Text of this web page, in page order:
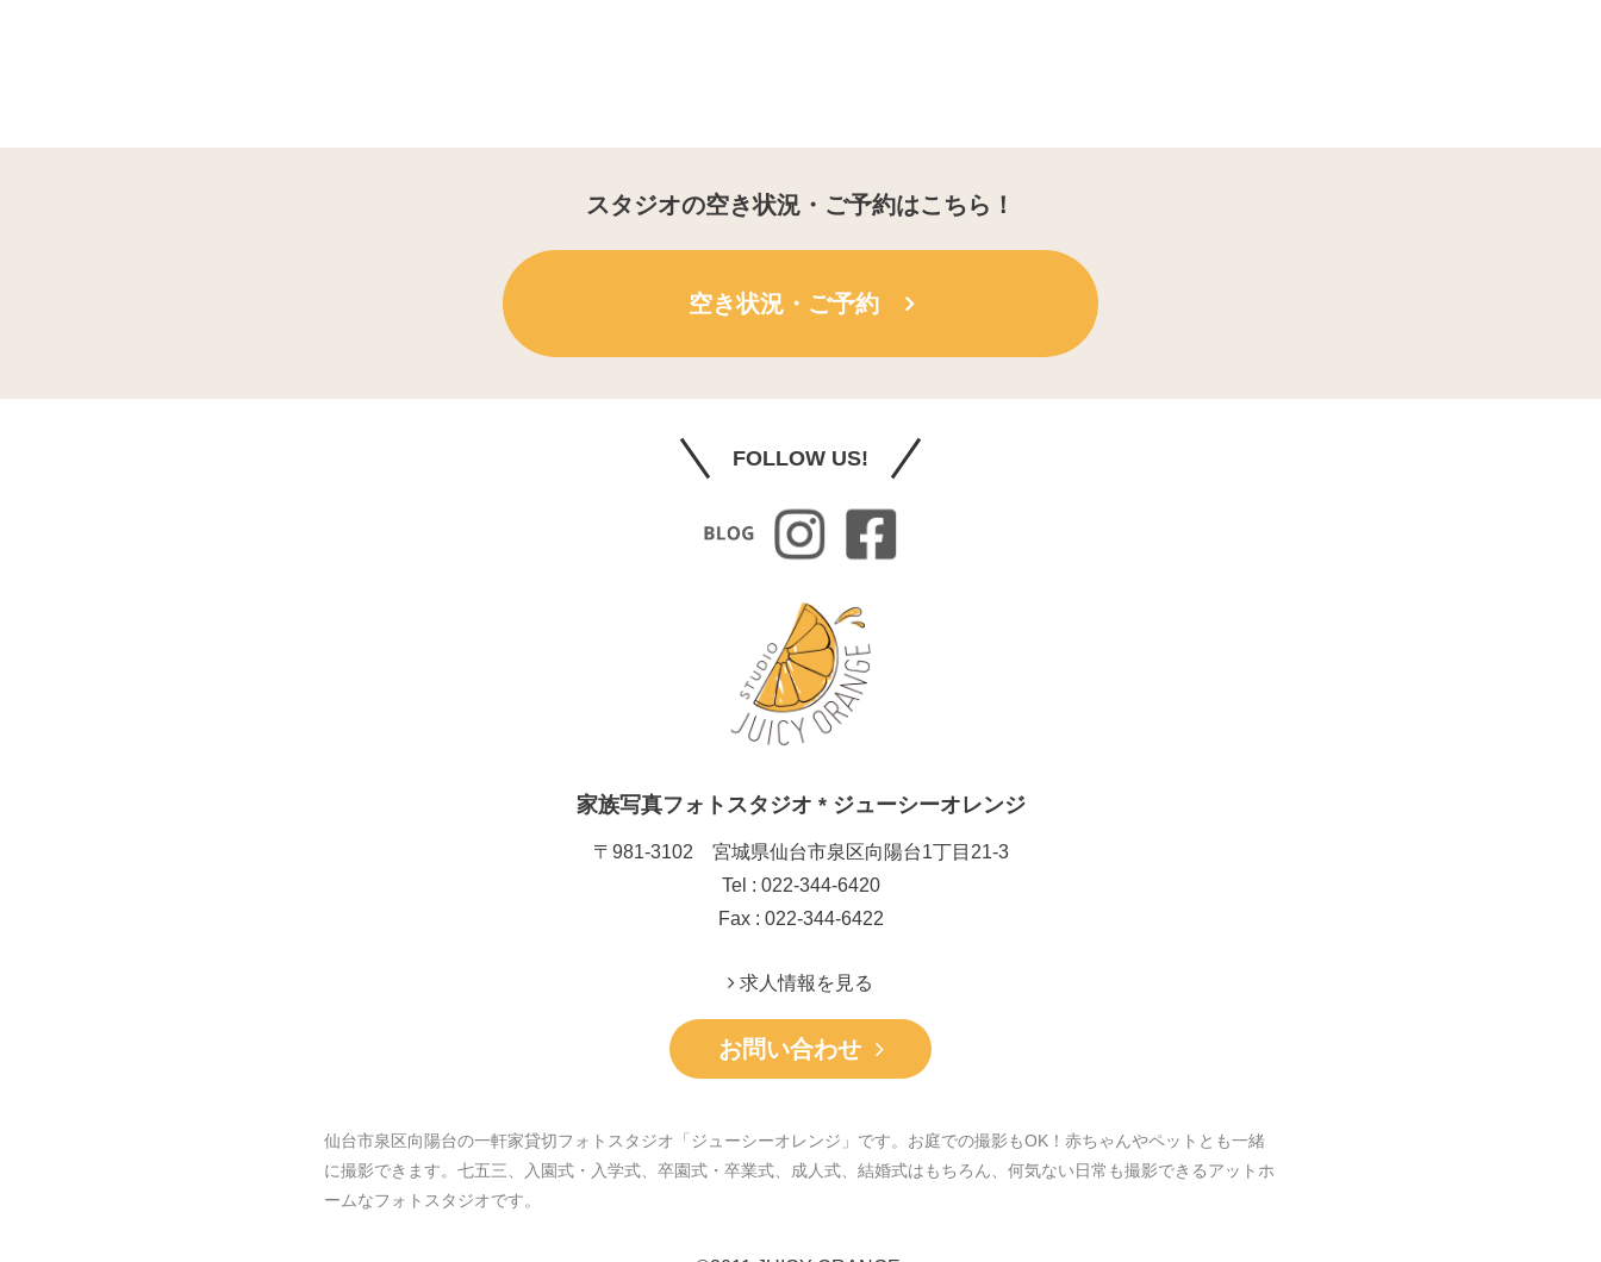
スタジオの空き状況・ご予約はこちら！
空き状況・ご予約
FOLLOW US!
家族写真フォトスタジオ * ジューシーオレンジ
〒981-3102 宮城県仙台市泉区向陽台1丁目21-3
Tel : 022-344-6420
Fax : 022-344-6422
求人情報を見る
お問い合わせ
仙台市泉区向陽台の一軒家貸切フォトスタジオ「ジューシーオレンジ」です。お庭での撮影もOK！赤ちゃんやペットとも一緒
に撮影できます。七五三、入園式・入学式、卒園式・卒業式、成人式、結婚式はもちろん、何気ない日常も撮影できるアットホ
ームなフォトスタジオです。